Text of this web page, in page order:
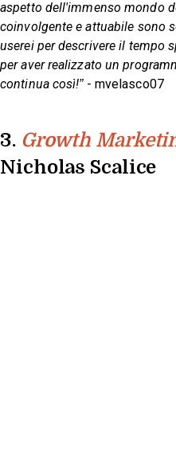
aspetto dell'immenso mondo
coinvolgente e attuabile sono
userei per descrivere il tempo
per aver realizzato un
continua così!”- mvelasco07
3. Growth
Nicholas Scalice